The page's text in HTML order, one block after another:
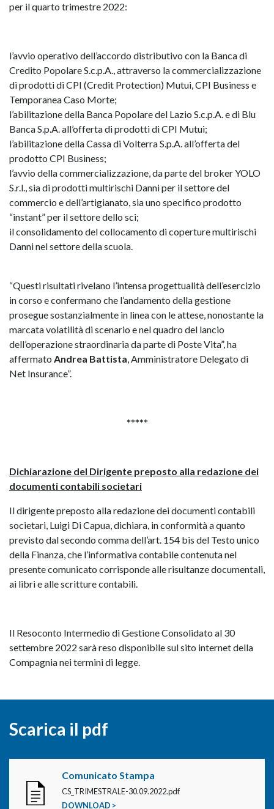
per il quarto trimestre 2022:
l’avvio operativo dell’accordo distributivo con la Banca di
Credito Popolare S.c.p.A., attraverso la commercializzazione
di prodotti di CPI (Credit Protection) Mutui, CPI Business e
Temporanea Caso Morte;
l’abilitazione della Banca Popolare del Lazio S.c.p.A. e di Blu
Banca S.p.A. all’offerta di prodotti di CPI Mutui;
l’abilitazione della Cassa di Volterra S.p.A. all’offerta del
prodotto CPI Business;
l’avvio della commercializzazione, da parte del broker YOLO
S.r.l., sia di prodotti multirischi Danni per il settore del
commercio e dell’artigianato, sia uno specifico prodotto
“instant” per il settore dello sci;
il consolidamento del collocamento di coperture multirischi
Danni nel settore della scuola.
“Questi risultati rivelano l’intensa progettualità dell’esercizio
in corso e confermano che l’andamento della gestione
prosegue sostanzialmente in linea con le attese, nonostante la
marcata volatilità di scenario e nel quadro del lancio
dell’operazione straordinaria da parte di Poste Vita”, ha
affermato Andrea Battista, Amministratore Delegato di
Net Insurance”.
*****
Dichiarazione del Dirigente preposto alla redazione dei
documenti contabili societari
Il dirigente preposto alla redazione dei documenti contabili
societari, Luigi Di Capua, dichiara, in conformità a quanto
previsto dal secondo comma dell’art. 154 bis del Testo unico
della Finanza, che l’informativa contabile contenuta nel
presente comunicato corrisponde alle risultanze documentali,
ai libri e alle scritture contabili.
Il Resoconto Intermedio di Gestione Consolidato al 30
settembre 2022 sarà reso disponibile sul sito internet della
Compagnia nei termini di legge.
Scarica il pdf
Comunicato Stampa
CS_TRIMESTRALE-30.09.2022.pdf
DOWNLOAD >